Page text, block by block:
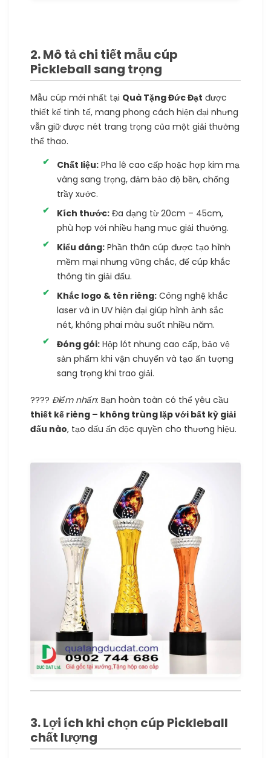
2. Mô tả chi tiết mẫu cúp
Pickleball sang trọng
Mẫu cúp mới nhất tại Quà Tặng Đức Đạt được
thiết kế tinh tế, mang phong cách hiện đại nhưng
vẫn giữ được nét trang trọng của một giải thưởng
thể thao.
Chất liệu: Pha lê cao cấp hoặc hợp kim mạ
vàng sang trọng, đảm bảo độ bền, chống
trầy xước.
Kích thước: Đa dạng từ 20cm – 45cm,
phù hợp với nhiều hạng mục giải thưởng.
Kiểu dáng: Phần thân cúp được tạo hình
mềm mại nhưng vững chắc, đế cúp khắc
thông tin giải đấu.
Khắc logo & tên riêng: Công nghệ khắc
laser và in UV hiện đại giúp hình ảnh sắc
nét, không phai màu suốt nhiều năm.
Đóng gói: Hộp lót nhung cao cấp, bảo vệ
sản phẩm khi vận chuyển và tạo ấn tượng
sang trọng khi trao giải.
???? Điểm nhấn: Bạn hoàn toàn có thể yêu cầu
thiết kế riêng – không trùng lặp với bất kỳ giải
đấu nào, tạo dấu ấn độc quyền cho thương hiệu.
3. Lợi ích khi chọn cúp Pickleball
chất lượng